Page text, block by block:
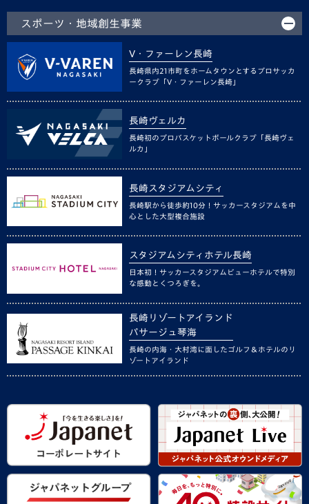
スポーツ・地域創生事業
V・ファーレン長崎
長崎県内21市町をホームタウンとするプロサッカ
ークラブ「V・ファーレン長崎」
長崎ヴェルカ
長崎初のプロバスケットボールクラブ「長崎ヴェ
ルカ」
長崎スタジアムシティ
長崎駅から徒歩約10分！サッカースタジアムを中
心とした大型複合施設
スタジアムシティホテル長崎
日本初！サッカースタジアムビューホテルで特別
な感動とくつろぎを。
長崎リゾートアイランド
パサージュ琴海
長崎の内海・大村湾に面したゴルフ＆ホテルのリ
ゾートアイランド